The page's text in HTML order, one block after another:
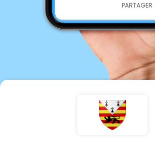
PARTAGER